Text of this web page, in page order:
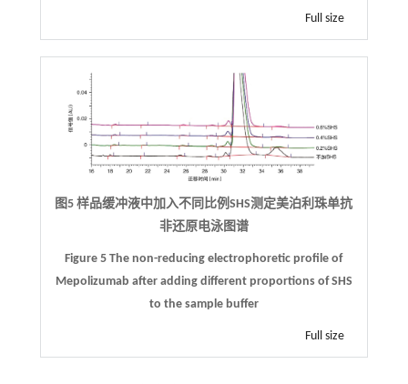
Full size
图5 样品缓冲液中加入不同比例SHS测定美泊利珠单抗
非还原电泳图谱
Figure 5 The non-reducing electrophoretic profile of
Mepolizumab after adding different proportions of SHS
to the sample buffer
Full size